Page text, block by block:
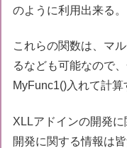
のように利用出来る。
これらの関数は、マ
るなども可能なので
MyFunc1()入れて計算
XLLアドインの開発
開発に関する情報は